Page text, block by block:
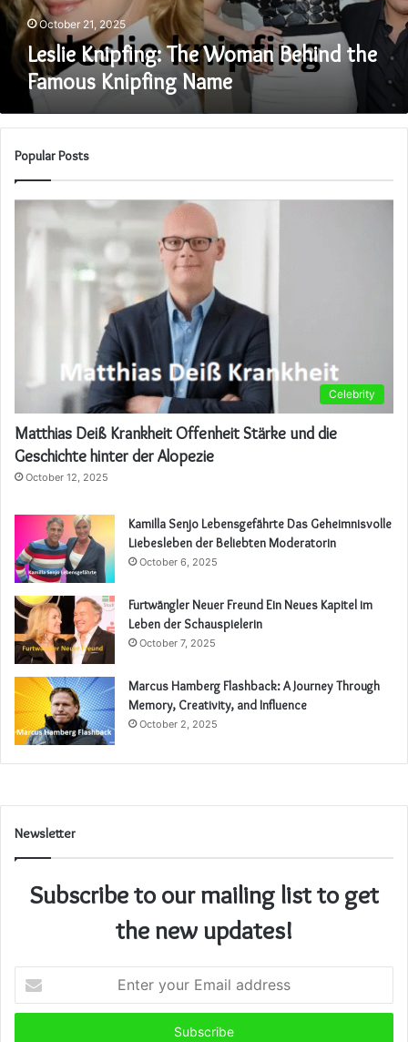
October 21, 2025
Leslie Knipfing: The Woman Behind the
Famous Knipfing Name
Popular Posts
Celebrity
Matthias Deiß Krankheit Offenheit Stärke und die
Geschichte hinter der Alopezie
October 12, 2025
Kamilla Senjo Lebensgefährte Das Geheimnisvolle
Liebesleben der Beliebten Moderatorin
October 6, 2025
Furtwängler Neuer Freund Ein Neues Kapitel im
Leben der Schauspielerin
October 7, 2025
Marcus Hamberg Flashback: A Journey Through
Memory, Creativity, and Influence
October 2, 2025
Newsletter
Subscribe to our mailing list to get
the new updates!
your
Email